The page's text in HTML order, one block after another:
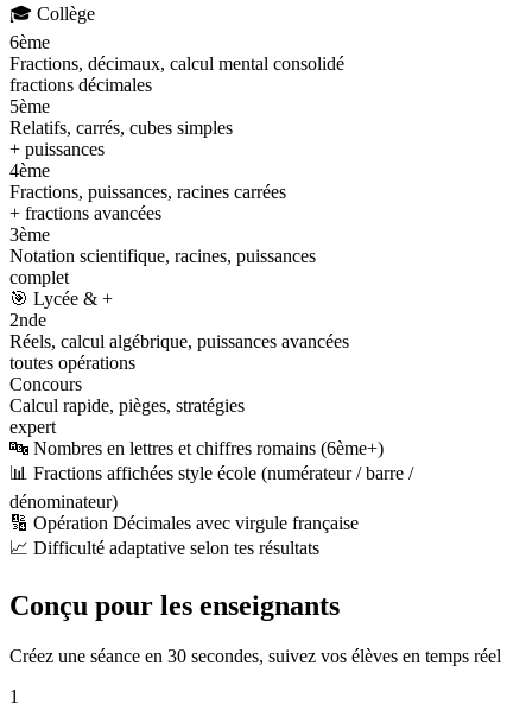
🎓 Collège
6ème
Fractions, décimaux, calcul mental consolidé
fractions décimales
5ème
Relatifs, carrés, cubes simples
+ puissances
4ème
Fractions, puissances, racines carrées
+ fractions avancées
3ème
Notation scientifique, racines, puissances
complet
🎯 Lycée & +
2nde
Réels, calcul algébrique, puissances avancées
toutes opérations
Concours
Calcul rapide, pièges, stratégies
expert
🔤 Nombres en lettres et chiffres romains (6ème+)
📊 Fractions affichées style école (numérateur / barre /
dénominateur)
🔢 Opération Décimales avec virgule française
📈 Difficulté adaptative selon tes résultats
Conçu pour les enseignants
Créez une séance en 30 secondes, suivez vos élèves en temps réel
1